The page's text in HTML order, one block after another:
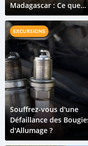
Madagascar : Ce que
chaque voyageur doit
savoir
EXCURSIONS
Souffrez-vous d'une
Défaillance des
d'Allumage ?